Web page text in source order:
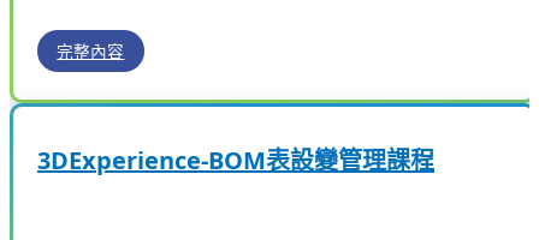
完整內容
3DExperience-BOM表設變管理課程